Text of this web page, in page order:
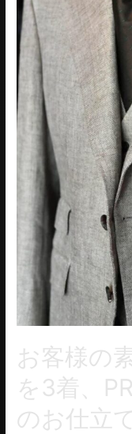
お客様の
を3着、
のお仕立